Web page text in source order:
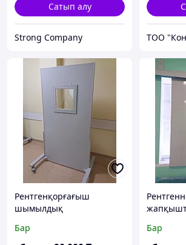
Сатып алу
Strong Company
Рентгенқорғағыш
шымылдық
Бар
Бар